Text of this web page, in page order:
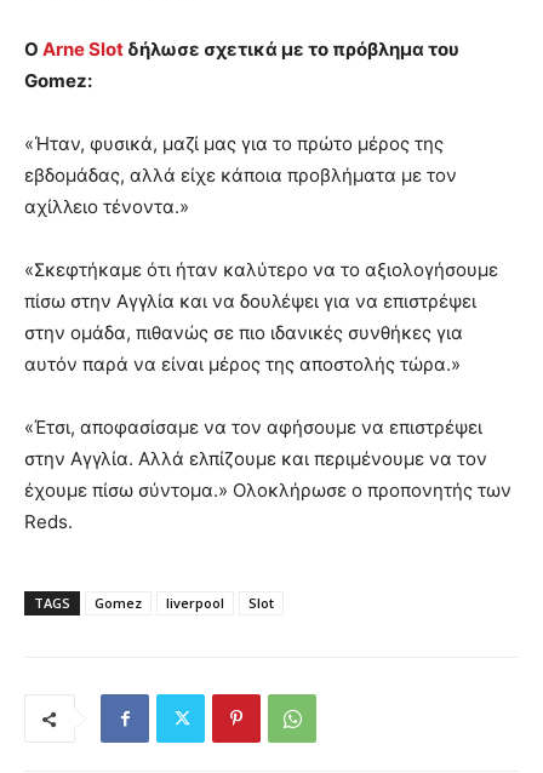
Ο Arne Slot δήλωσε σχετικά με το πρόβλημα του
Gomez:
«Ήταν, φυσικά, μαζί μας για το πρώτο μέρος της
εβδομάδας, αλλά είχε κάποια προβλήματα με τον
αχίλλειο τένοντα.»
«Σκεφτήκαμε ότι ήταν καλύτερο να το αξιολογήσουμε
πίσω στην Αγγλία και να δουλέψει για να επιστρέψει
στην ομάδα, πιθανώς σε πιο ιδανικές συνθήκες για
αυτόν παρά να είναι μέρος της αποστολής τώρα.»
«Έτσι, αποφασίσαμε να τον αφήσουμε να επιστρέψει
στην Αγγλία. Αλλά ελπίζουμε και περιμένουμε να τον
έχουμε πίσω σύντομα.» Ολοκλήρωσε ο προπονητής των
Reds.
TAGS Gomez liverpool Slot